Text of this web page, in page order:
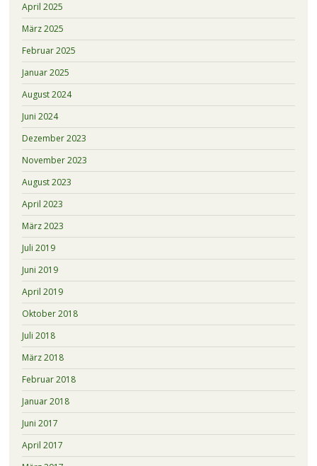
April 2025
März 2025
Februar 2025
Januar 2025
August 2024
Juni 2024
Dezember 2023
November 2023
August 2023
April 2023
März 2023
Juli 2019
Juni 2019
April 2019
Oktober 2018
Juli 2018
März 2018
Februar 2018
Januar 2018
Juni 2017
April 2017